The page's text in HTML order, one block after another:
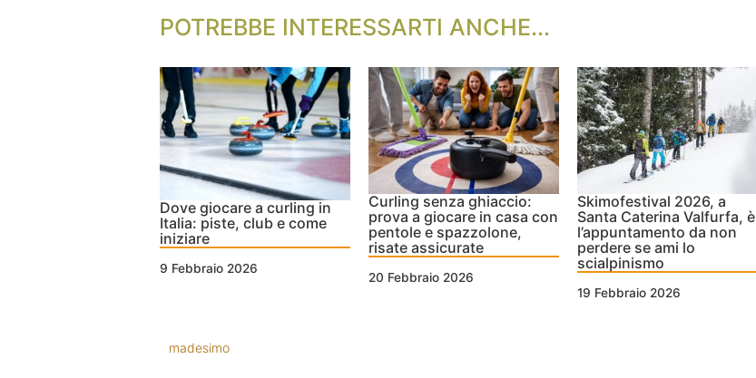
POTREBBE INTERESSARTI ANCHE...
Dove giocare a curling in
Italia: piste, club e come
iniziare
9 Febbraio 2026
Curling senza ghiaccio:
prova a giocare in casa con
pentole e spazzolone,
risate assicurate
20 Febbraio 2026
Skimofestival 2026, a
Santa Caterina Valfurfa, è
l’appuntamento da non
perdere se ami lo
scialpinismo
19 Febbraio 2026
madesimo